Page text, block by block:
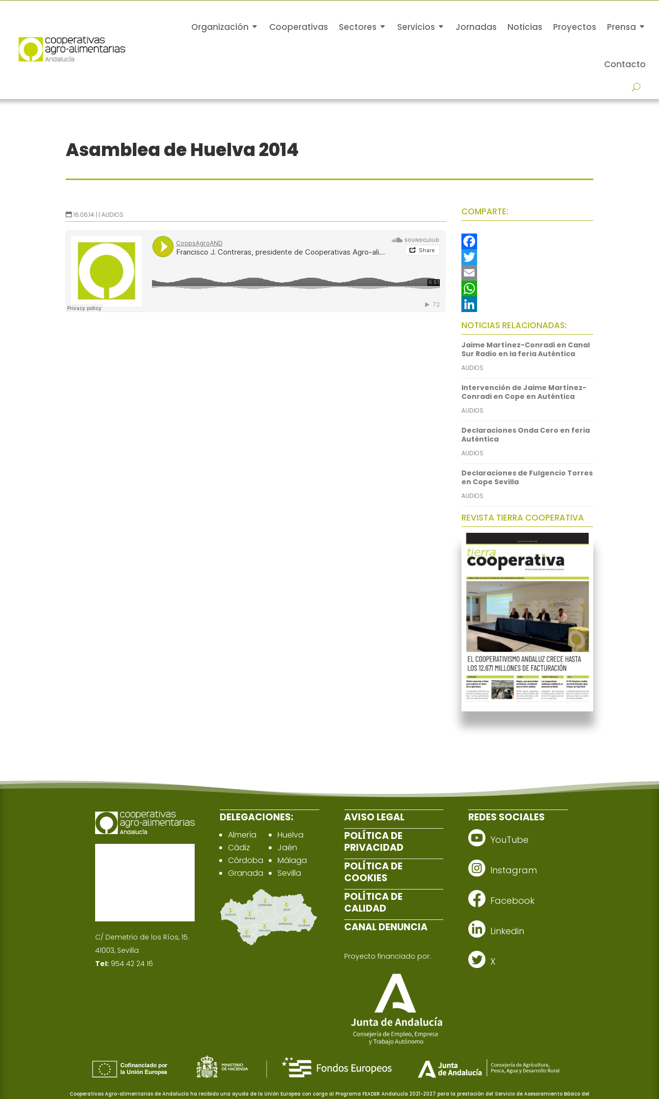
Organización Cooperativas Sectores Servicios Jornadas Noticias Proyectos Prensa
Contacto
Asamblea de Huelva 2014
16.06.14 | |AUDIOS COMPARTE:
F
a
c
e
o
o
k
T
w
t
e
r
E
m
i
l
W
a
t
s
A
p
p
i
n
k
e
d
I
n
NOTICIAS RELACIONADAS:
Jaime Martínez-Conradi en Canal
Sur Radio en la feria Auténtica
AUDIOS
Intervención de Jaime Martínez-
Conradi en Cope en Auténtica
AUDIOS
Declaraciones Onda Cero en feria
Auténtica
AUDIOS
Declaraciones de Fulgencio Torres
en Cope Sevilla
AUDIOS
REVISTA TIERRA COOPERATIVA
C/ Demetrio de los Ríos, 15.
41003, Sevilla
Tel: 954 42 24 16
DELEGACIONES:
Almería
Cádiz
Córdoba
Granada
Huelva
Jaén
Málaga
Sevilla
AVISO LEGAL
POLÍTICA DE
PRIVACIDAD
POLÍTICA DE
COOKIES
POLÍTICA DE
CALIDAD
CANAL DENUNCIA
Proyecto financiado por:
REDES SOCIALES
YouTube
Instagram
Facebook
Linkedin
X
Cooperativas Agro-alimentarias de Andalucía ha recibido una ayuda de la Unión Europea con cargo al Programa FEADER Andalucía 2021-2027 para la prestación del Servicio de Asesoramiento Básico del